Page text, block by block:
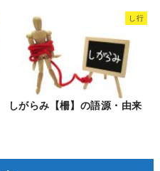
し行
しがらみ【柵】の語源・由来